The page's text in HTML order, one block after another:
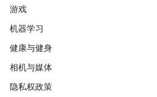
游戏
机器学习
健康与健身
相机与媒体
隐私权政策